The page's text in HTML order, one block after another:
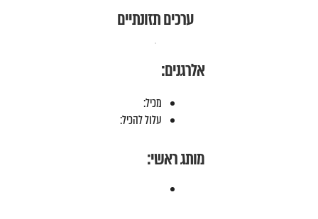
ערכים תזונתיים
אלרגנים:
מכיל:
עלול להכיל:
מותג ראשי: